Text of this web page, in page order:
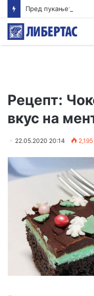
Рецепт:
вкус на
22.05.2020 20:14 2,195